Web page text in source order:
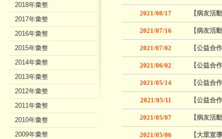
2021/08/17 【病友活
2021/07/16 【病友活
2021/07/02 【公益合
2021/06/02 【公益合
2021/05/14 【公益合
2021/05/11 【公益合
2021/05/07 【病友活
2021/05/06 【大眾宣
2018年彙整
2017年彙整
2016年彙整
2015年彙整
2014年彙整
2013年彙整
2012年彙整
2011年彙整
2010年彙整
2009年彙整